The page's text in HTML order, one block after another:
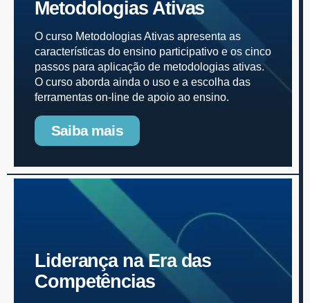
Metodologias Ativas
O curso Metodologias Ativas apresenta as
características do ensino participativo e os cinco
passos para aplicação de metodologias ativas.
O curso aborda ainda o uso e a escolha das
ferramentas on-line de apoio ao ensino.
Saiba mais
Liderança na Era das
Competências